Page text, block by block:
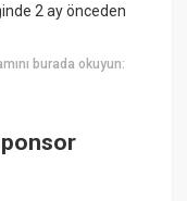
2 ay önceden
burada okuyun: